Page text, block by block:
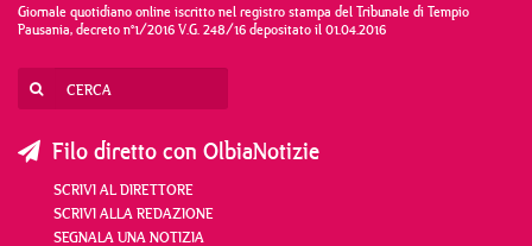
Giornale quotidiano online iscritto nel registro stampa del Tribunale di Tempio
Pausania, decreto n°1/2016 V.G. 248/16 depositato il 01.04.2016
Filo diretto con OlbiaNotizie
SCRIVI AL DIRETTORE
SCRIVI ALLA REDAZIONE
SEGNALA UNA NOTIZIA